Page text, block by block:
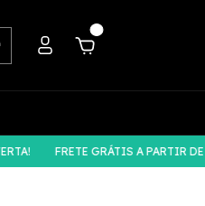
FRETE GRÁTIS A PARTIR DE